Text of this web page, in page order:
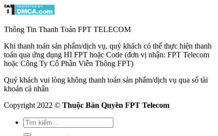
Thông Tin Thanh Toán FPT TELECOM
Khi thanh toán sản phẩm/dịch vụ, quý khách có thể thực hiện thanh
toán qua ứng dụng HI FPT hoặc Code (đơn vị nhận: FPT Telecom
hoặc Công Ty Cổ Phần Viễn Thông FPT)
Quý khách vui lòng không thanh toán sản phẩm/dịch vụ qua số tài
khoản cá nhân
Copyright 2022 © Thuộc Bản Quyền FPT Telecom